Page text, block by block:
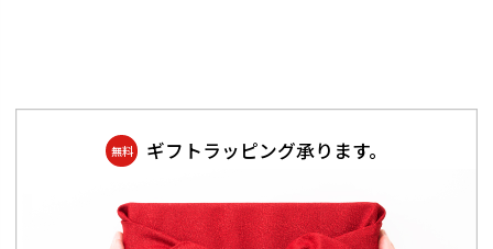
無料 ギフトラッピング承ります。